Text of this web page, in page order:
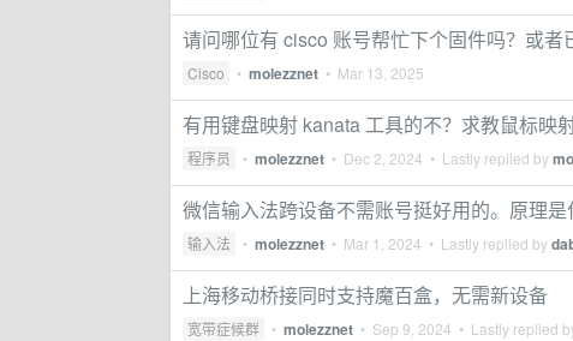
请问哪位有 cisco 账号帮忙下个固件吗？或
Cisco • molezznet • Mar 13, 2025
有用键盘映射 kanata 工具的不？求教鼠标映
程序员 • molezznet • Dec 2, 2024 • Lastly replied by
微信输入法跨设备不需账号挺好用的。原理是
输入法 • molezznet • Mar 1, 2024 • Lastly replied by
上海移动桥接同时支持魔百盒，无需新设备
宽带症候群 • molezznet • Sep 9, 2024 • Lastly replied